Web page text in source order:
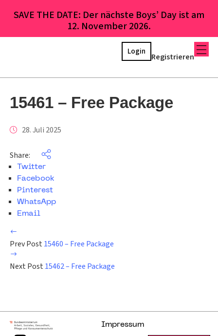
SAVE THE DATE: Der nächste Boys’ Day ist am
12. November 2026.
Registrieren
Login
15461 – Free Package
28. Juli 2025
Share:
Twitter
Facebook
Pinterest
WhatsApp
Email
Prev Post 15460 – Free Package
Next Post 15462 – Free Package
Impressum